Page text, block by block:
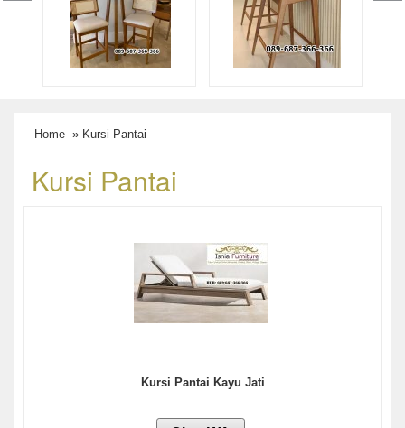
Home » Kursi Pantai
Kursi Pantai
Kursi Pantai Kayu Jati